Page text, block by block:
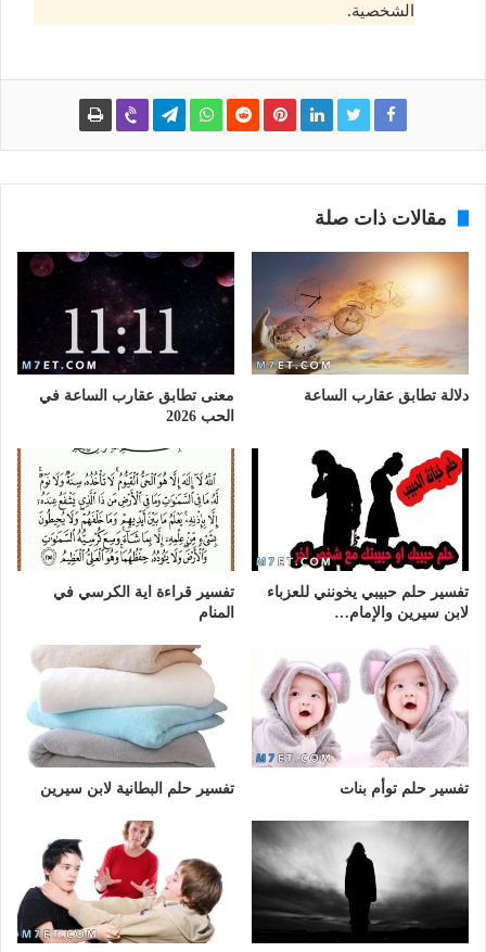
الشخصية.
مقالات ذات صلة
دلالة تطابق عقارب الساعة
معنى تطابق عقارب الساعة في
الحب 2026
تفسير حلم حبيبي يخونني للعزباء
لابن سيرين والإمام…
تفسير قراءة اية الكرسي في
المنام
تفسير حلم توأم بنات تفسير حلم البطانية لابن سيرين